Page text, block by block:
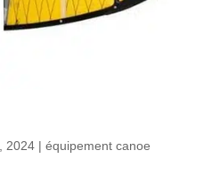
2024| équipement canoe